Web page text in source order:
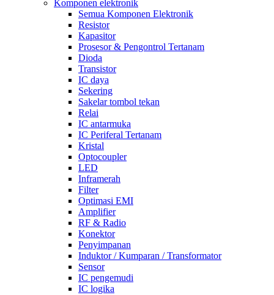
Komponen elektronik
Semua Komponen Elektronik
Resistor
Kapasitor
Prosesor & Pengontrol Tertanam
Dioda
Transistor
IC daya
Sekering
Sakelar tombol tekan
Relai
IC antarmuka
IC Periferal Tertanam
Kristal
Optocoupler
LED
Inframerah
Filter
Optimasi EMI
Amplifier
RF & Radio
Konektor
Penyimpanan
Induktor / Kumparan / Transformator
Sensor
IC pengemudi
IC logika